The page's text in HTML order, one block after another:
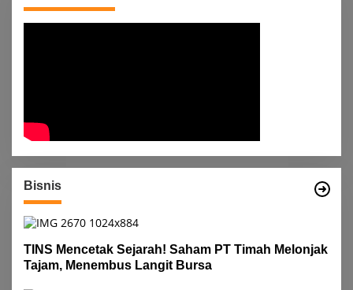
Bisnis
TINS Mencetak Sejarah! Saham PT Timah Melonjak
Tajam, Menembus Langit Bursa